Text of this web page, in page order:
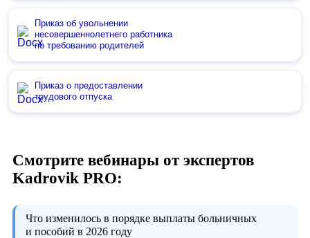
Приказ об увольнении
несовершеннолетнего работника
по требованию родителей
Приказ о предоставлении
трудового отпуска
Смотрите вебинары от экспертов
Kadrovik PRO:
Что изменилось в порядке выплаты больничных
и пособий в 2026 году